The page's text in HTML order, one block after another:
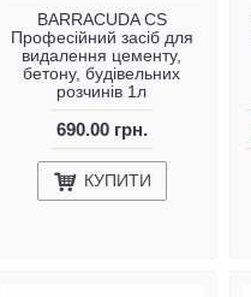
BARRACUDA CS
Професійний засіб для
видалення цементу,
бетону, будівельних
розчинів 1л
690.00 грн.
КУПИТИ